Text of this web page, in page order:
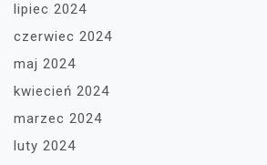
lipiec 2024
czerwiec 2024
maj 2024
kwiecień 2024
marzec 2024
luty 2024